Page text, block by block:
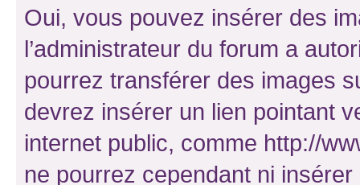
Oui, vous pouvez insérer des
l’administrateur du forum a
pourrez transférer des images
devrez insérer un lien pointant
internet public, comme http://
ne pourrez cependant ni